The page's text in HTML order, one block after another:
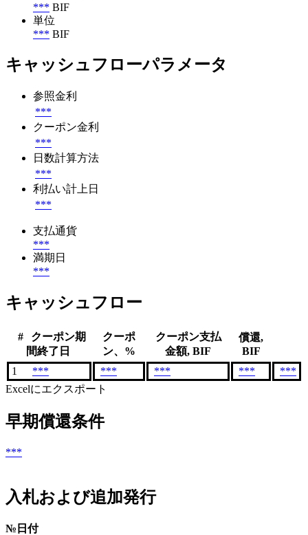
*** BIF
単位
*** BIF
キャッシュフローパラメータ
参照金利
***
クーポン金利
***
日数計算方法
***
利払い計上日
***
支払通貨
***
満期日
***
キャッシュフロー
#
クーポン期
間終了日
クーポ
ン、%
クーポン支払
金額, BIF
償還,
BIF
1
*** *** *** ***
***
Excelにエクスポート
早期償還条件
***
入札および追加発行
№ 日付